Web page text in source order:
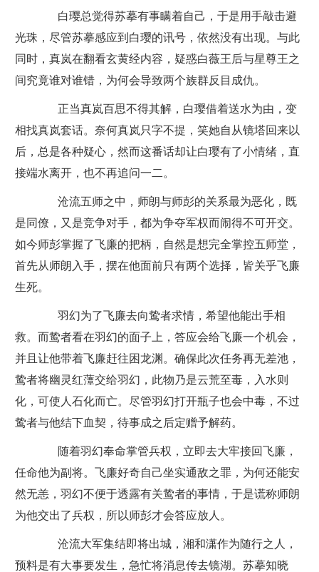
白璎总觉得苏摹有事瞒着自己，于是用手敲击避
光珠，尽管苏摹感应到白璎的讯号，依然没有出现。与此
同时，真岚在翻看玄黄经内容，疑惑白薇王后与星尊王之
间究竟谁对谁错，为何会导致两个族群反目成仇。
正当真岚百思不得其解，白璎借着送水为由，变
相找真岚套话。奈何真岚只字不提，笑她自从镜塔回来以
后，总是各种疑心，然而这番话却让白璎有了小情绪，直
接端水离开，也不再追问一二。
沧流五师之中，师朗与师彭的关系最为恶化，既
是同僚，又是竞争对手，都为争夺军权而闹得不可开交。
如今师彭掌握了飞廉的把柄，自然是想完全掌控五师堂，
首先从师朗入手，摆在他面前只有两个选择，皆关乎飞廉
生死。
羽幻为了飞廉去向鸷者求情，希望他能出手相
救。而鸷者看在羽幻的面子上，答应会给飞廉一个机会，
并且让他带着飞廉赶往困龙渊。确保此次任务再无差池，
鸷者将幽灵红藫交给羽幻，此物乃是云荒至毒，入水则
化，可使人石化而亡。尽管羽幻打开瓶子也会中毒，不过
鸷者与他结下血契，待事成之后定赠予解药。
随着羽幻奉命掌管兵权，立即去大牢接回飞廉，
任命他为副将。飞廉好奇自己坐实通敌之罪，为何还能安
然无恙，羽幻不便于透露有关鸷者的事情，于是谎称师朗
为他交出了兵权，所以师彭才会答应放人。
沧流大军集结即将出城，湘和潇作为随行之人，
预料是有大事要发生，急忙将消息传去镜湖。苏摹知晓